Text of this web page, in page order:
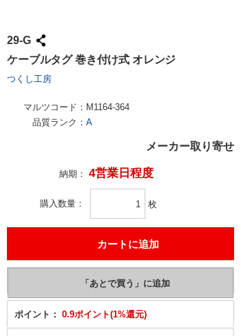
29-G
ケーブルタグ 巻き付け式 オレンジ
つくし工房
マルツコード： M1164-364
品質ランク： A
メーカー取り寄せ
納期： 4営業日程度
購入数量 枚
ポイント： 0.9ポイント(1%還元)